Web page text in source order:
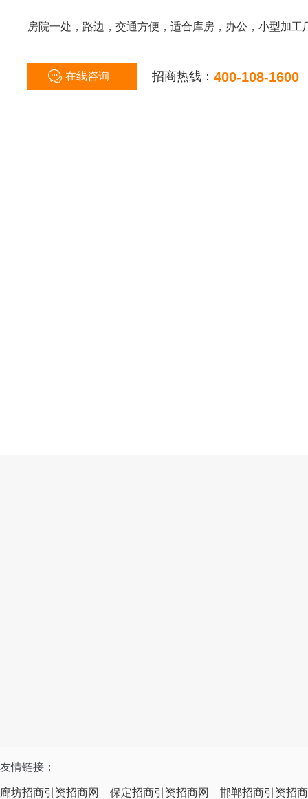
房院一处，路边，交通方便，适合库房，办公，小型加工
在线咨询 招商热线： 400-108-1600
友情链接：
廊坊招商引资招商网 保定招商引资招商网 邯郸招商引资招